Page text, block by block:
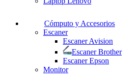
Cómputo y Accesorios
Escaner
Escaner Avision
Escaner Brother
Escaner Epson
Monitor